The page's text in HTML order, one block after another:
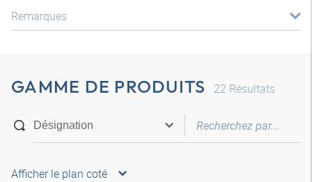
Remarques
GAMME DE PRODUITS 22 Résultats
Afficher le plan coté